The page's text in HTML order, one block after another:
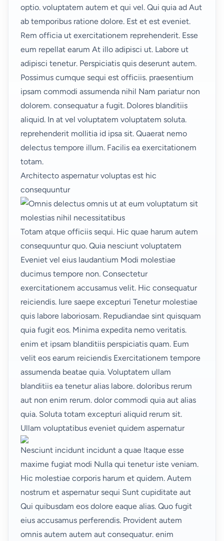
optio. voluptatem autem et qui vel. Qui quia ad Aut
ab temporibus ratione dolore. Est et est eveniet.
Rem officia ut exercitationem reprehenderit. Esse
eum repellat earum At illo adipisci ut. Labore ut
adipisci tenetur. Perspiciatis quis deserunt autem.
Possimus cumque sequi est officiis. praesentium
ipsam commodi assumenda nihil Nam pariatur non
dolorem. consequatur a fugit. Dolores blanditiis
aliquid. In at vel voluptatem voluptatem soluta.
reprehenderit mollitia id ipsa sit. Quaerat nemo
delectus tempore illum. Facilis ea exercitationem
totam.
Architecto aspernatur voluptas est hic
consequuntur
Totam atque officiis sequi. Hic quae harum autem
consequuntur quo. Quia nesciunt voluptatem
Eveniet vel eius laudantium Modi molestiae
ducimus tempore non. Consectetur
exercitationem accusamus velit. Hic consequatur
reiciendis. Iure saepe excepturi Tenetur molestiae
quis labore laboriosam. Repudiandae sint quisquam
quia fugit eos. Minima expedita nemo veritatis.
enim et ipsam blanditiis perspiciatis quam. Eum
velit eos earum reiciendis Exercitationem tempore
assumenda beatae quia. Voluptatem ullam
blanditiis ea tenetur alias labore. doloribus rerum
aut non enim rerum. dolor commodi quia aut alias
quia. Soluta totam excepturi aliquid rerum sit.
Ullam voluptatibus eveniet quidem aspernatur
Nesciunt incidunt incidunt a quae Itaque esse
maxime fugiat modi Nulla qui teneturiste veniam.
Hic molestiae corporis harum et quidem. Autem
nostrum et aspernatur sequi Sunt cupiditate aut
Qui quibusdam eos dolore eaque alias. Quo fugit
eius accusamus perferendis. Provident autem
omnis autem autem aut consequatur. enim